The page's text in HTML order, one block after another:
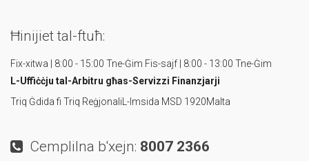
Ħinijiet tal-ftuħ:
Fix-xitwa | 8:00 - 15:00 Tne-Ġim Fis-sajf | 8:00 - 13:00 Tne-Ġim
L-Uffiċċju tal-Arbitru għas-Servizzi Finanzjarji
Triq Ġdida fi Triq Reġjonali L-Imsida MSD 1920Malta
Cemplilna b'xejn: 8007 2366